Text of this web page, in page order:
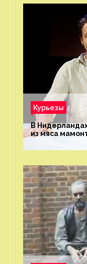
Курьезы
В
из мяса